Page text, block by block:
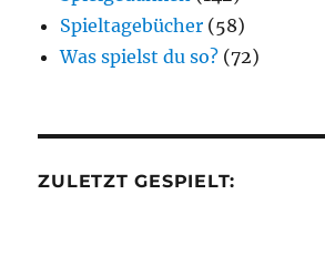
Spieltagebücher (58)
Was spielst du so? (72)
ZULETZT GESPIELT: